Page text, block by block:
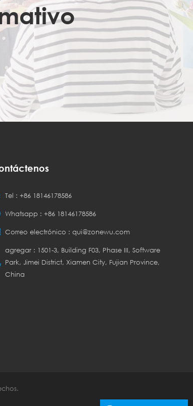
Tel : +86 18146178586
Whatsapp : +86 18146178586
Correo electrónico : qui@zonewu.com
agregar : 1501-3, Building F03, Phase III, Software
Park, Jimei District, Xiamen City, Fujian Province,
China